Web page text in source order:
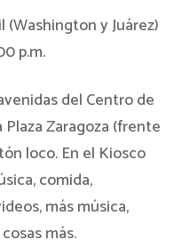
(Washington y Juárez)
p.m.
del Centro de
Zaragoza (frente
loco. En el Kiosco
comida,
más música,
más.